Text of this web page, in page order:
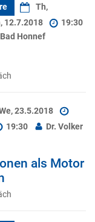
Th,
12.7.2018
19:30
Bad Honnef
23.5.2018
19:30
Dr. Volker
als Motor